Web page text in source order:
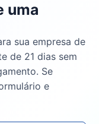
uma
sua empresa de
de 21 dias sem
Se
e